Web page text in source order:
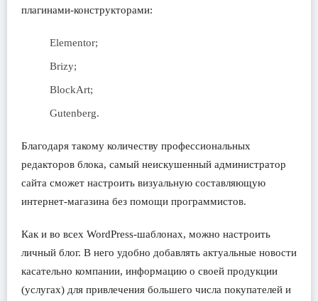
плагинами-конструкторами:
Elementor;
Brizy;
BlockArt;
Gutenberg.
Благодаря такому количеству профессиональных
редакторов блока, самый неискушенный администратор
сайта сможет настроить визуальную составляющую
интернет-магазина без помощи программистов.
Как и во всех WordPress-шаблонах, можно настроить
личный блог. В него удобно добавлять актуальные новости
касательно компании, информацию о своей продукции
(услугах) для привлечения большего числа покупателей и